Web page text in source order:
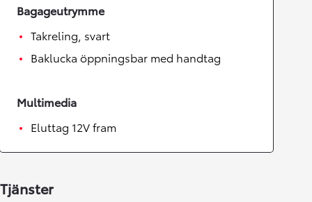
Bagageutrymme
Takreling, svart
Baklucka öppningsbar med handtag
Multimedia
Eluttag 12V fram
Tjänster